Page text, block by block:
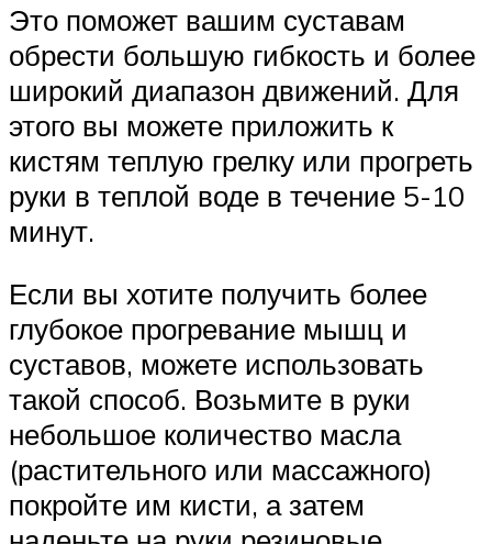
Это поможет вашим суставам
обрести большую гибкость и более
широкий диапазон движений. Для
этого вы можете приложить к
кистям теплую грелку или прогреть
руки в теплой воде в течение 5-10
минут.
Если вы хотите получить более
глубокое прогревание мышц и
суставов, можете использовать
такой способ. Возьмите в руки
небольшое количество масла
(растительного или массажного)
покройте им кисти, а затем